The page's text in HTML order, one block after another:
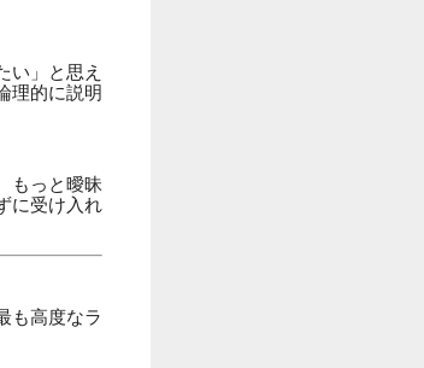
い」と思え
理的に説明
もっと曖昧
に受け入れ
も高度なラ